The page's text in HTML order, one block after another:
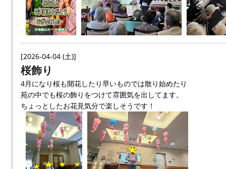
[2026-04-04 (土)]
桜飾り
4月になり桜も開花したり早いものでは散り始めたり
苑の中でも桜の飾りをつけて雰囲気を出してます。
ちょっとしたお花見気分で楽しそうです！